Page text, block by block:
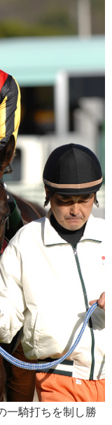
一騎打ちを制し勝